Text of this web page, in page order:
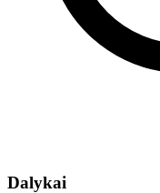
Dalykai